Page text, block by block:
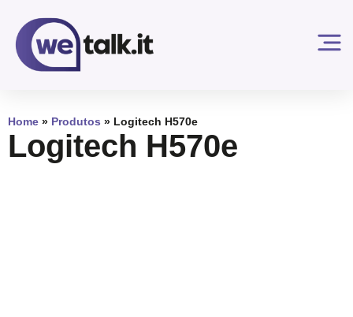
Home » Produtos » Logitech H570e
Logitech H570e